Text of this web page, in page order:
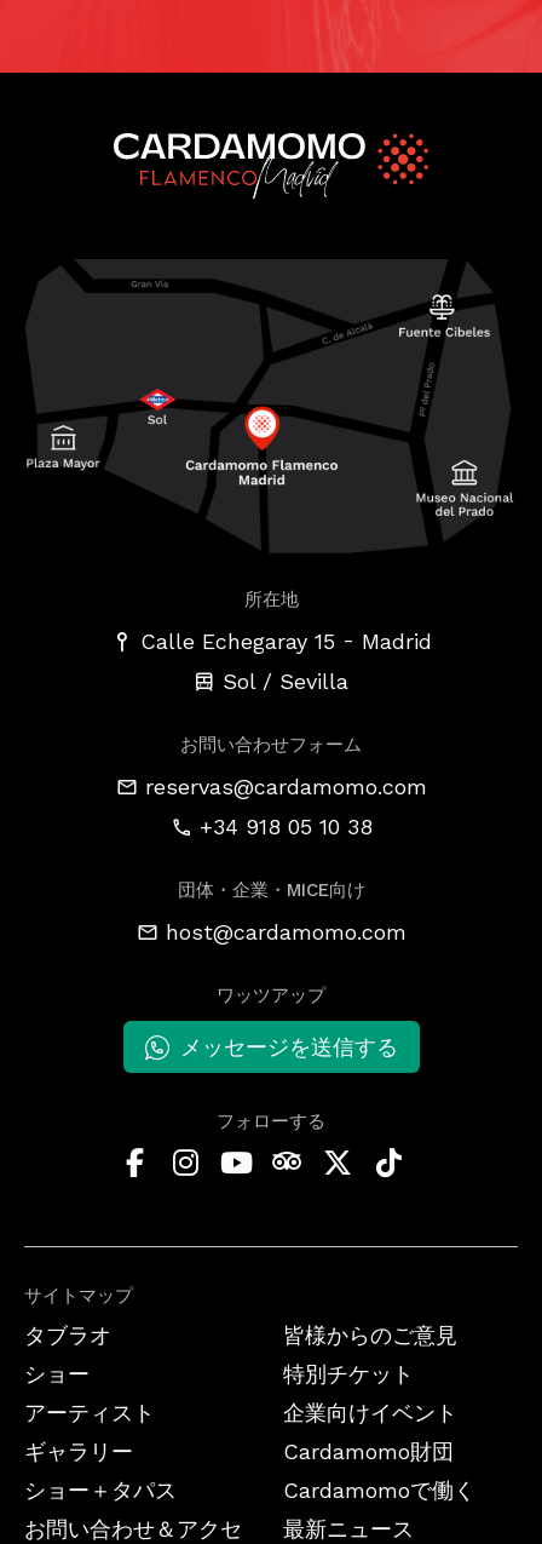
サイトマップ
タブラオ
ショー
アーティスト
ギャラリー
ショー＋タパス
お問い合わせ＆アクセ
皆様からのご意見
特別チケット
企業向けイベント
Cardamomo財団
Cardamomoで働く
最新ニュース
所在地
Calle Echegaray 15 - Madrid
Sol / Sevilla
お問い合わせフォーム
reservas@cardamomo.com
+34 918 05 10 38
団体・企業・MICE向け
host@cardamomo.com
ワッツアップ
メッセージを送信する
フォローする